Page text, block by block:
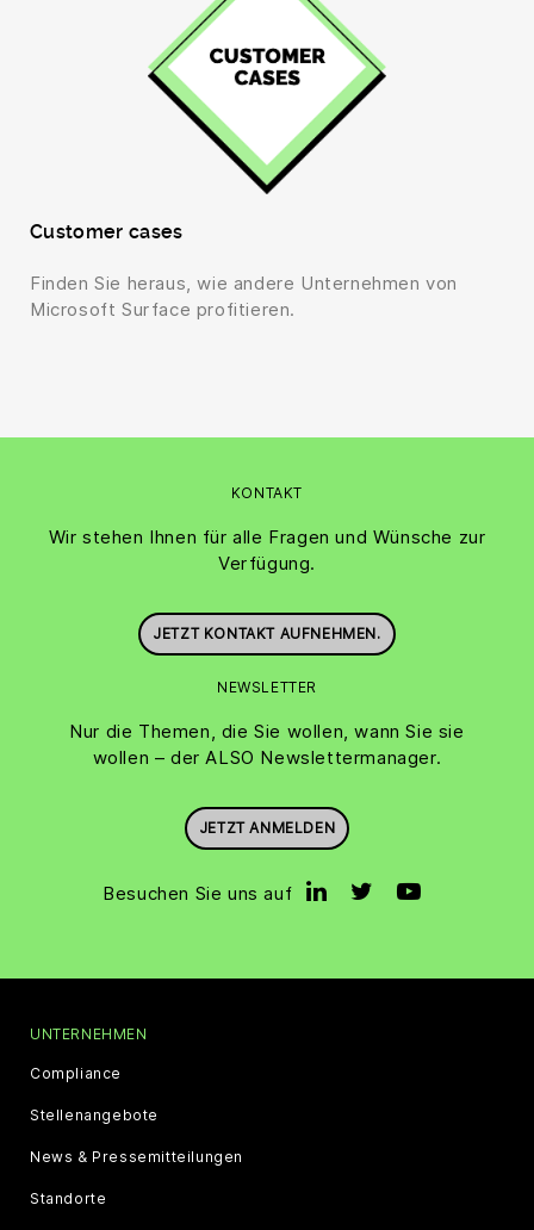
Customer cases
Finden Sie heraus, wie andere Unternehmen von
Microsoft Surface profitieren.
KONTAKT
Wir stehen Ihnen für alle Fragen und Wünsche zur
Verfügung.
JETZT KONTAKT AUFNEHMEN.
NEWSLETTER
Nur die Themen, die Sie wollen, wann Sie sie
wollen – der ALSO Newslettermanager.
JETZT ANMELDEN
Besuchen Sie uns auf
UNTERNEHMEN
Compliance
Stellenangebote
News & Pressemitteilungen
Standorte